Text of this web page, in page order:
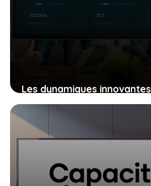
Les dynamiques innovantes
d’Anaxago qui stimulent
l’investissement participatif
aujourd’hui